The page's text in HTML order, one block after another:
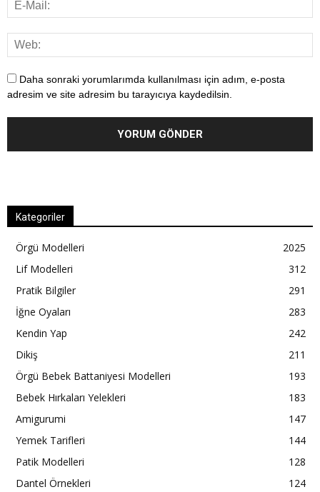
Daha sonraki yorumlarımda kullanılması için adım, e-posta
adresim ve site adresim bu tarayıcıya kaydedilsin.
Kategoriler
Örgü Modelleri
2025
Lif Modelleri
312
Pratik Bilgiler
291
İğne Oyaları
283
Kendin Yap
242
Dikiş
211
Örgü Bebek Battaniyesi Modelleri
193
Bebek Hırkaları Yelekleri
183
Amigurumi
147
Yemek Tarifleri
144
Patik Modelleri
128
Dantel Örnekleri
124